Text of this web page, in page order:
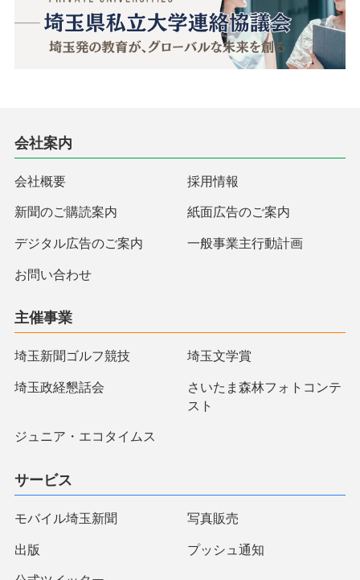
会社案内
会社概要 採用情報
新聞のご購読案内 紙面広告のご案内
デジタル広告のご案内 一般事業主行動計画
お問い合わせ
主催事業
埼玉新聞ゴルフ競技 埼玉文学賞
埼玉政経懇話会
さいたま森林フォトコンテ
スト
ジュニア・エコタイムス
サービス
モバイル埼玉新聞 写真販売
出版 プッシュ通知